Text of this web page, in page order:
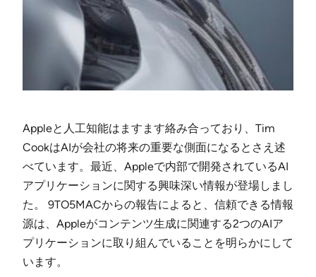
Appleと人工知能はますます絡み合っており、Tim
CookはAIが会社の将来の重要な側面になるとさえ述
べています。最近、Appleで内部で開発されているAI
アプリケーションに関する興味深い情報が登場しまし
た。 9TO5MACからの報告によると、信頼できる情報
源は、Appleがコンテンツ生成に関連する2つのAIア
プリケーションに取り組んでいることを明らかにして
います。